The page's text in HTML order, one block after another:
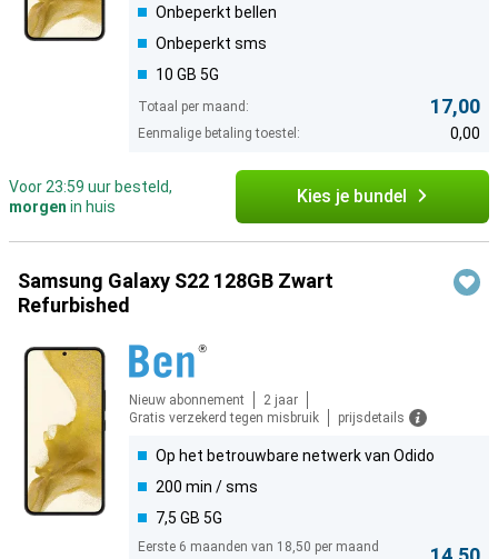
Onbeperkt bellen
Onbeperkt sms
10 GB 5G
Totaal per maand: 17,00
Eenmalige betaling toestel: 0,00
Voor 23:59 uur besteld,
morgen in huis Kies je bundel
Samsung Galaxy S22 128GB Zwart
Refurbished
Nieuw abonnement
2 jaar
Gratis verzekerd tegen misbruik
prijsdetails
Op het betrouwbare netwerk van Odido
200 min / sms
7,5 GB 5G
Eerste 6 maanden van 18,50 per maand